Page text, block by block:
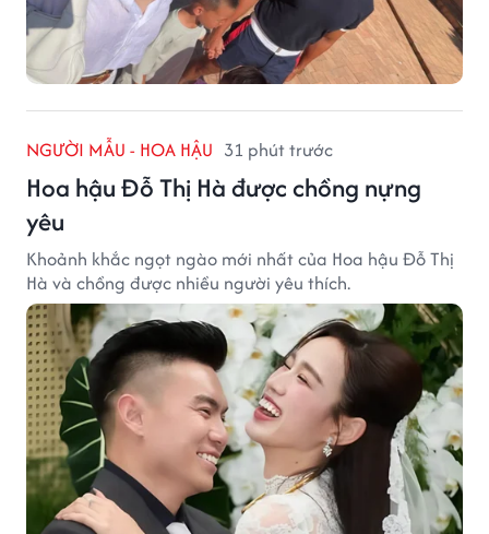
NGƯỜI MẪU - HOA HẬU 31 phút trước
Hoa hậu Đỗ Thị Hà được chồng nựng
yêu
Khoảnh khắc ngọt ngào mới nhất của Hoa hậu Đỗ Thị
Hà và chồng được nhiều người yêu thích.